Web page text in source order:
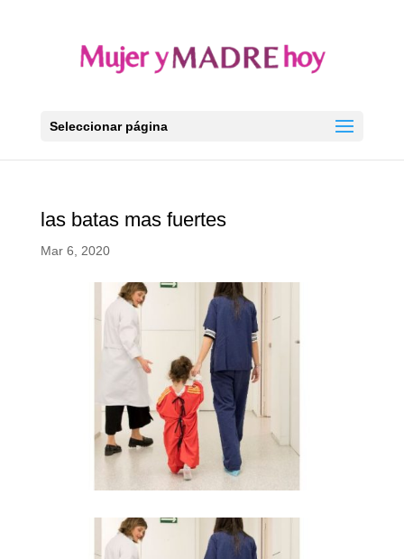
Seleccionar página
las batas mas fuertes
Mar 6, 2020